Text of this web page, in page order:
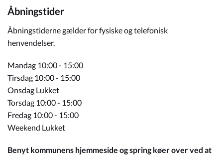
Åbningstider
Åbningstiderne gælder for fysiske og telefonisk
henvendelser.
Mandag 10:00 - 15:00
Tirsdag 10:00 - 15:00
Onsdag Lukket
Torsdag 10:00 - 15:00
Fredag 10:00 - 15:00
Weekend Lukket
Benyt kommunens hjemmeside og spring køer over ved at